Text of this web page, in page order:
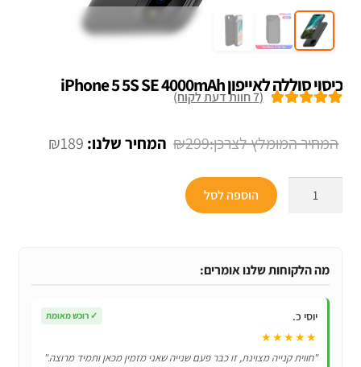
כיסוי סוללה לאייפון iPhone 5 5S SE 4000mAh
לקוחות
(
7חוות דעת לקוח)
₪299
המחיר
₪189 המחיר
לאייפון
הוספה לסל
מה הלקוחות שלנו אומרים:
יוסי כ. ✓ רוכש מאומת
★★★★★
"חווית קנייה מצוינת, זו כבר פעם שנייה שאני מזמין מכאן ותמיד מרוצה."